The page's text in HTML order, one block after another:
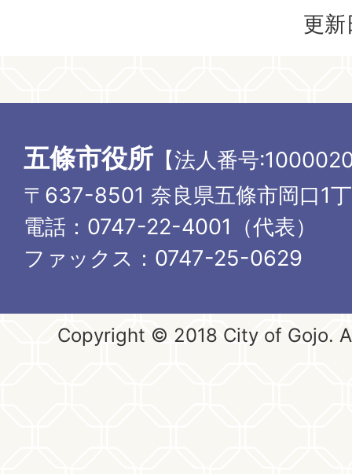
更
五條市役所 【法人番号
〒637-8501 奈良県五條市岡口1
電話：0747-22-4001（代表）
ファックス：0747-25-0629
Copyright © 2018 City of Gojo.